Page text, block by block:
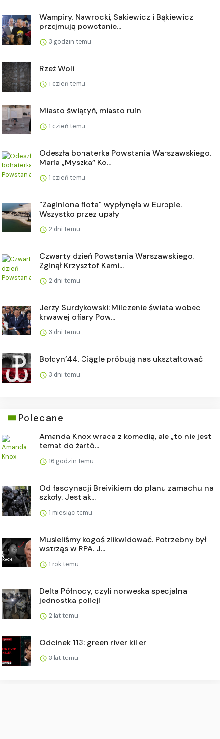
Wampiry. Nawrocki, Sakiewicz i Bąkiewicz
przejmują powstanie...
3 godzin temu
Rzeź Woli
1 dzień temu
Miasto świątyń, miasto ruin
1 dzień temu
Odeszła bohaterka Powstania Warszawskiego.
Maria „Myszka” Ko...
1 dzień temu
"Zaginiona flota" wypłynęła w Europie.
Wszystko przez upały
2 dni temu
Czwarty dzień Powstania Warszawskiego.
Zginął Krzysztof Kami...
2 dni temu
Jerzy Surdykowski: Milczenie świata wobec
krwawej ofiary Pow...
3 dni temu
Bołdyn’44. Ciągle próbują nas ukształtować
3 dni temu
Polecane
Amanda Knox wraca z komedią, ale „to nie jest
temat do żartó...
16 godzin temu
Od fascynacji Breivikiem do planu zamachu na
szkoły. Jest ak...
1 miesiąc temu
Musieliśmy kogoś zlikwidować. Potrzebny był
wstrząs w RPA. J...
1 rok temu
Delta Północy, czyli norweska specjalna
jednostka policji
2 lat temu
Odcinek 113: green river killer
3 lat temu